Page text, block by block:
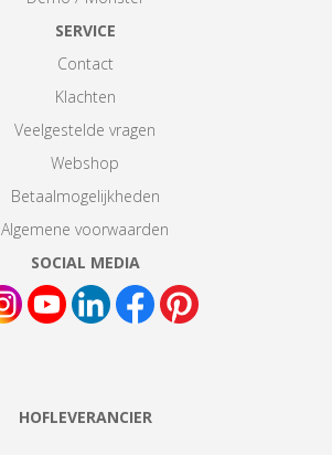
SERVICE
Contact
Klachten
Veelgestelde vragen
Webshop
Betaalmogelijkheden
Algemene voorwaarden
SOCIAL MEDIA
HOFLEVERANCIER